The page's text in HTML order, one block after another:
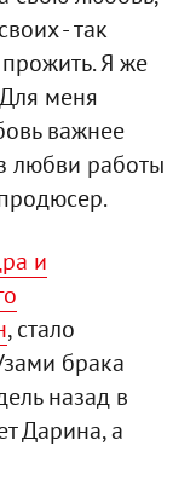
- так
Я же
меня
важнее
любви работы
и
, стало
брака
назад в
Дарина, а